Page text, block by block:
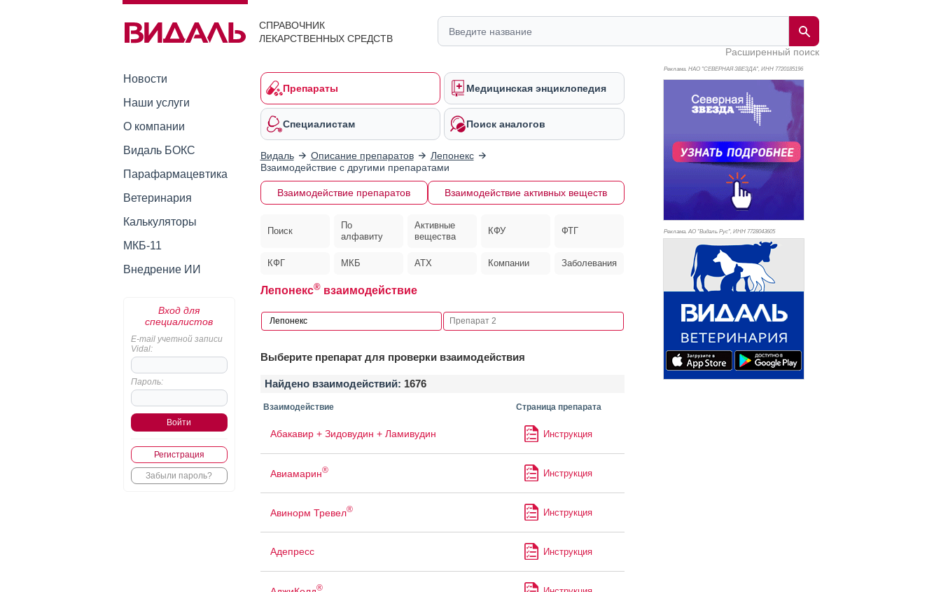
СПРАВОЧНИК
ЛЕКАРСТВЕННЫХ СРЕДСТВ
Расширенный поиск
Новости
Наши услуги
О компании
Видаль БОКС
Парафармацевтика
Ветеринария
Калькуляторы
МКБ-11
Внедрение ИИ
Вход для
специалистов
E-mail учетной записи
Vidal:
Пароль:
Регистрация
Забыли пароль?
Препараты Медицинская энциклопедия
Специалистам Поиск аналогов
Видаль Описание препаратов
Лепонекс
Взаимодействие с другими препаратами
Взаимодействие препаратов Взаимодействие активных веществ
Поиск
По
алфавиту
Активные
вещества
КФУ ФТГ
КФГ МКБ АТХ Компании Заболевания
Лепонекс®взаимодействие
Выберите препарат для проверки взаимодействия
Найдено взаимодействий: 1676
Взаимодействие Страница препарата
Абакавир + Зидовудин + Ламивудин Инструкция
Авиамарин® Инструкция
Авинорм Тревел® Инструкция
Адепресс Инструкция
®
Реклама. НАО "СЕВЕРНАЯ ЗВЕЗДА", ИНН 7720185196
Реклама. АО "Видаль Рус", ИНН 7728043605